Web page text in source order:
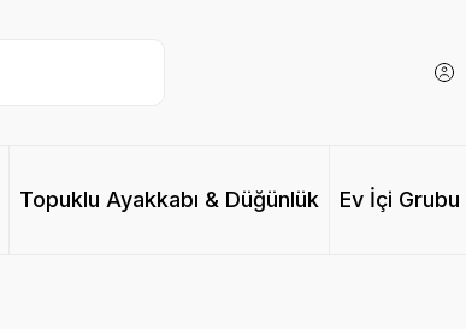
Topuklu Ayakkabı & Düğünlük Ev İçi Grubu